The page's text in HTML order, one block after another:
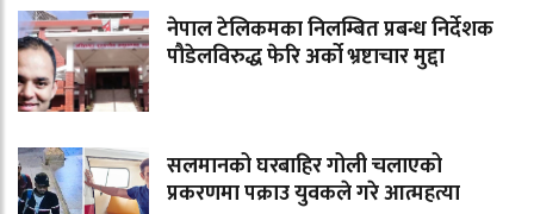
नेपाल टेलिकमका निलम्बित प्रबन्ध निर्देशक
पौडेलविरुद्ध फेरि अर्को भ्रष्टाचार मुद्दा
सलमानको घरबाहिर गोली चलाएको
प्रकरणमा पक्राउ युवकले गरे आत्महत्या